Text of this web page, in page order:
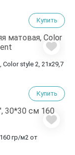
Купить
style 2, 21х29,7
Купить
гр/м2 от